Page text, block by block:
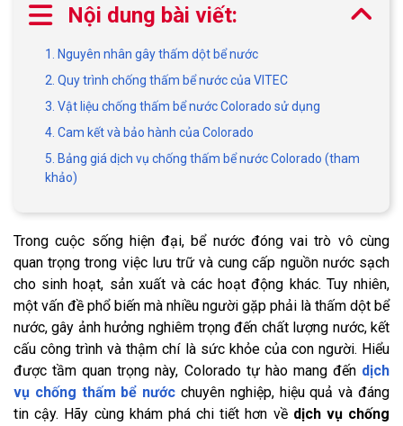
Nội dung bài viết:
1. Nguyên nhân gây thấm dột bể nước
2. Quy trình chống thấm bể nước của VITEC
3. Vật liệu chống thấm bể nước Colorado sử dụng
4. Cam kết và bảo hành của Colorado
5. Bảng giá dịch vụ chống thấm bể nước Colorado (tham
khảo)
Trong cuộc sống hiện đại, bể nước đóng vai trò vô cùng
quan trọng trong việc lưu trữ và cung cấp nguồn nước sạch
cho sinh hoạt, sản xuất và các hoạt động khác. Tuy nhiên,
một vấn đề phổ biến mà nhiều người gặp phải là thấm dột bể
nước, gây ảnh hưởng nghiêm trọng đến chất lượng nước, kết
cấu công trình và thậm chí là sức khỏe của con người. Hiểu
được tầm quan trọng này, Colorado tự hào mang đến dịch
vụ chống thấm bể nước chuyên nghiệp, hiệu quả và đáng
tin cậy. Hãy cùng khám phá chi tiết hơn về dịch vụ chống